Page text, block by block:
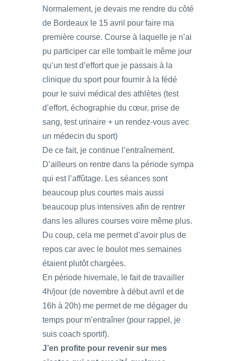
Normalement, je devais me rendre du côté
de Bordeaux le 15 avril pour faire ma
première course. Course à laquelle je n’ai
pu participer car elle tombait le même jour
qu’un test d’effort que je passais à la
clinique du sport pour fournir à la fédé
pour le suivi médical des athlètes (test
d’effort, échographie du cœur, prise de
sang, test urinaire + un rendez-vous avec
un médecin du sport)
De ce fait, je continue l’entraînement.
D’ailleurs on rentre dans la période sympa
qui est l’affûtage. Les séances sont
beaucoup plus courtes mais aussi
beaucoup plus intensives afin de rentrer
dans les allures courses voire même plus.
Du coup, cela me permet d’avoir plus de
repos car avec le boulot mes semaines
étaient plutôt chargées.
En période hivernale, le fait de travailler
4h/jour (de novembre à début avril et de
16h à 20h) me permet de me dégager du
temps pour m’entraîner (pour rappel, je
suis coach sportif).
J’en profite pour revenir sur mes